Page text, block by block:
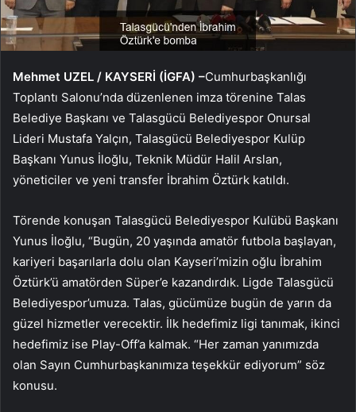
Mehmet UZEL / KAYSERİ (İGFA) –Cumhurbaşkanlığı
Toplantı Salonu’nda düzenlenen imza törenine Talas
Belediye Başkanı ve Talasgücü Belediyespor Onursal
Lideri Mustafa Yalçın, Talasgücü Belediyespor Kulüp
Başkanı Yunus İloğlu, Teknik Müdür Halil Arslan,
yöneticiler ve yeni transfer İbrahim Öztürk katıldı.
Törende konuşan Talasgücü Belediyespor Kulübü Başkanı
Yunus İloğlu, “Bugün, 20 yaşında amatör futbola başlayan,
kariyeri başarılarla dolu olan Kayseri’mizin oğlu İbrahim
Öztürk’ü amatörden Süper’e kazandırdık. Ligde Talasgücü
Belediyespor’umuza. Talas, gücümüze bugün de yarın da
güzel hizmetler verecektir. İlk hedefimiz ligi tanımak, ikinci
hedefimiz ise Play-Off’a kalmak. “Her zaman yanımızda
olan Sayın Cumhurbaşkanımıza teşekkür ediyorum” söz
konusu.